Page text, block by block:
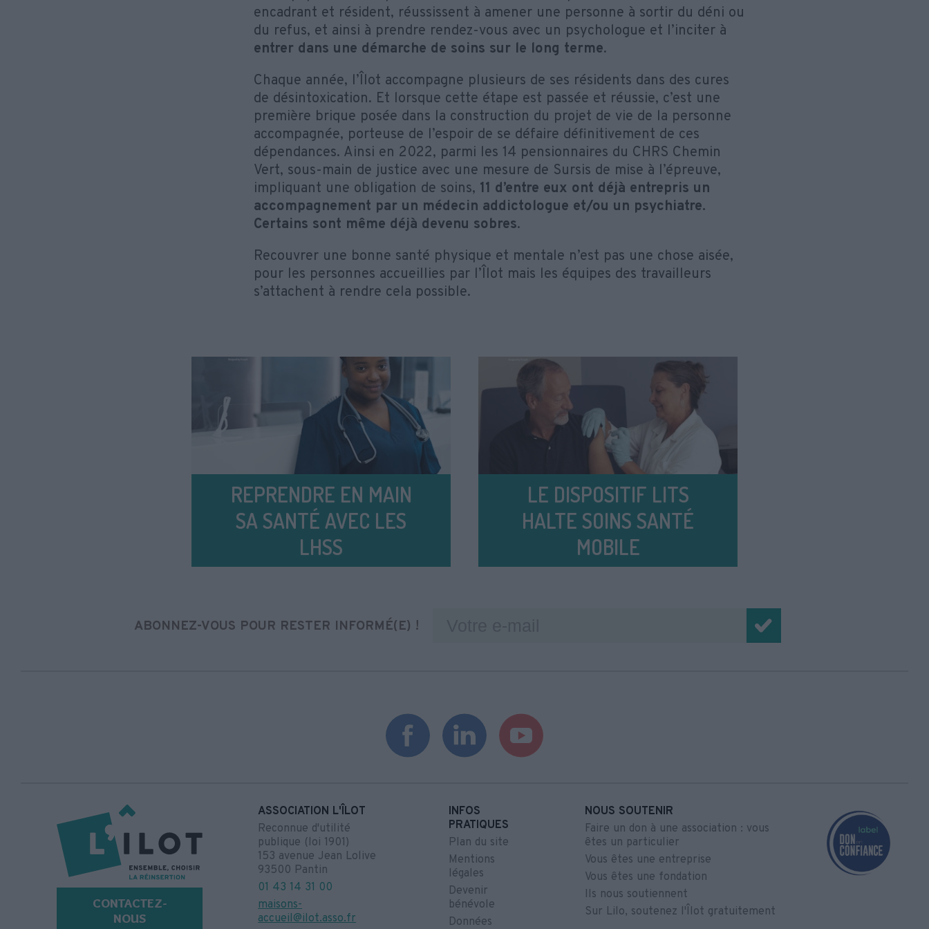
encadrant et résident, réussissent à amener une personne à sortir du déni ou
du refus, et ainsi à prendre rendez-vous avec un psychologue et l’inciter à
entrer dans une démarche de soins sur le long terme.
Chaque année, l’Îlot accompagne plusieurs de ses résidents dans des cures
de désintoxication. Et lorsque cette étape est passée et réussie, c’est une
première brique posée dans la construction du projet de vie de la personne
accompagnée, porteuse de l’espoir de se défaire définitivement de ces
dépendances. Ainsi en 2022, parmi les 14 pensionnaires du CHRS Chemin
Vert, sous-main de justice avec une mesure de Sursis de mise à l’épreuve,
impliquant une obligation de soins, 11 d’entre eux ont déjà entrepris un
accompagnement par un médecin addictologue et/ou un psychiatre.
Certains sont même déjà devenu sobres.
Recouvrer une bonne santé physique et mentale n’est pas une chose aisée,
pour les personnes accueillies par l’Îlot mais les équipes des travailleurs
s’attachent à rendre cela possible.
REPRENDRE EN MAIN
SA SANTÉ AVEC LES
LHSS
LE DISPOSITIF LITS
HALTE SOINS SANTÉ
MOBILE
ABONNEZ-VOUS POUR RESTER INFORMÉ(E) !
CONTACTEZ-
NOUS
ASSOCIATION L'ÎLOT
Reconnue d'utilité
publique (loi 1901)
153 avenue Jean Lolive
93500 Pantin
01 43 14 31 00
maisons-
accueil@ilot.asso.fr
INFOS
PRATIQUES
Plan du site
Mentions
légales
Devenir
bénévole
Données
NOUS SOUTENIR
Faire un don à une association : vous
êtes un particulier
Vous êtes une entreprise
Vous êtes une fondation
Ils nous soutiennent
Sur Lilo, soutenez l'Îlot gratuitement